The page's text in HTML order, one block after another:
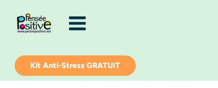
contenu
Kit Anti-Stress GRATUIT